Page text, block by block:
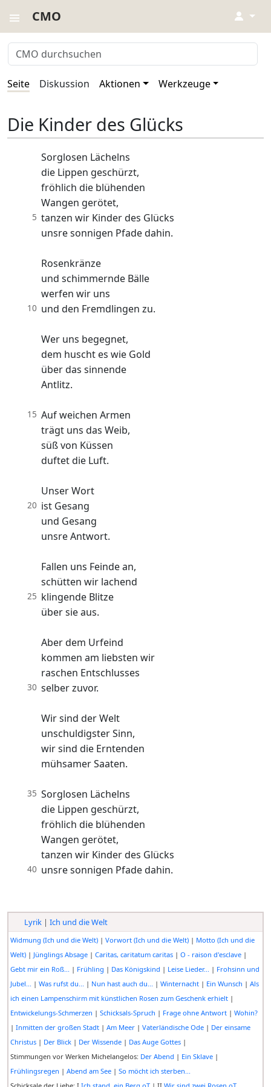
CMO ↓
Seite Diskussion Aktionen Werkzeuge
Die Kinder des Glücks
Sorglosen Lächelns
die Lippen geschürzt,
fröhlich die blühenden
Wangen gerötet,
5 tanzen wir Kinder des Glücks
unsre sonnigen Pfade dahin.
Rosenkränze
und schimmernde Bälle
werfen wir uns
10 und den Fremdlingen zu.
Wer uns begegnet,
dem huscht es wie Gold
über das sinnende
Antlitz.
15 Auf weichen Armen
trägt uns das Weib,
süß von Küssen
duftet die Luft.
Unser Wort
20 ist Gesang
und Gesang
unsre Antwort.
Fallen uns Feinde an,
schütten wir lachend
25 klingende Blitze
über sie aus.
Aber dem Urfeind
kommen am liebsten wir
raschen Entschlusses
30 selber zuvor.
Wir sind der Welt
unschuldigster Sinn,
wir sind die Erntenden
mühsamer Saaten.
35 Sorglosen Lächelns
die Lippen geschürzt,
fröhlich die blühenden
Wangen gerötet,
tanzen wir Kinder des Glücks
40 unsre sonnigen Pfade dahin.
Lyrik| Ich und die Welt
Widmung (Ich und die Welt)| Vorwort (Ich und die Welt)| Motto (Ich und die
Welt)| Jünglings Absage| Caritas, caritatum caritas| O - raison d'esclave|
Gebt mir ein Roß... | Frühling | Das Königskind | Leise Lieder... | Frohsinn und
Jubel... | Was rufst du... | Nun hast auch du... | Winternacht| Ein Wunsch | Als
ich einen Lampenschirm mit künstlichen Rosen zum Geschenk erhielt|
Entwickelungs-Schmerzen | Schicksals-Spruch | Frage ohne Antwort| Wohin?
| Inmitten der großen Stadt| Am Meer| Vaterländische Ode| Der einsame
Christus| Der Blick| Der Wissende| Das Auge Gottes|
Stimmungen vor Werken Michelangelos: Der Abend | Ein Sklave|
Frühlingsregen | Abend am See| So möcht ich sterben...